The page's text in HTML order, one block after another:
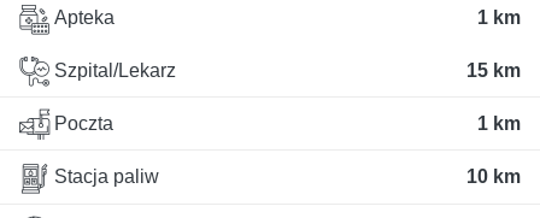
Apteka 1 km
Szpital/Lekarz 15 km
Poczta 1 km
Stacja paliw 10 km